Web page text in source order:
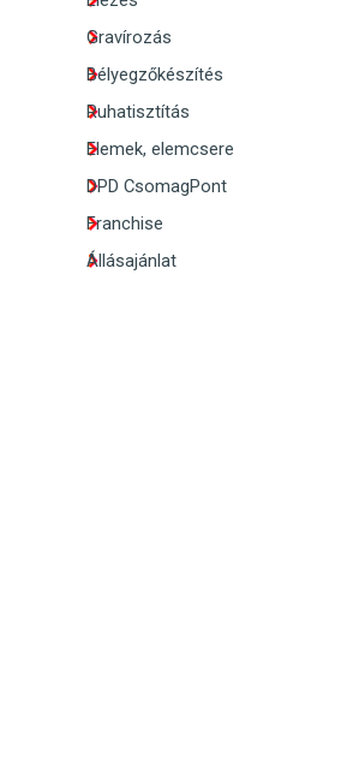
Gravírozás
Bélyegzőkészítés
Ruhatisztítás
Elemek, elemcsere
DPD CsomagPont
Franchise
Állásajánlat